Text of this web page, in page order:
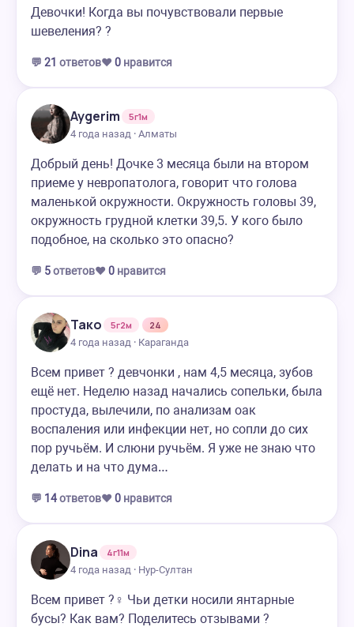
Девочки! Когда вы почувствовали первые
шевеления? ?
💬 21 ответов❤️ 0 нравится
Aygerim
5г1м
4 года назад · Алматы
Добрый день! Дочке 3 месяца были на втором
приеме у невропатолога, говорит что голова
маленькой окружности. Окружность головы 39,
окружность грудной клетки 39,5. У кого было
подобное, на сколько это опасно?
💬 5ответов❤️ 0 нравится
Тако 5г2м
24
4 года назад · Караганда
Всем привет ? девчонки , нам 4,5 месяца, зубов
ещё нет. Неделю назад начались сопельки, была
простуда, вылечили, по анализам оак
воспаления или инфекции нет, но сопли до сих
пор ручьём. И слюни ручьём. Я уже не знаю что
делать и на что дума…
💬 14ответов❤️ 0 нравится
Dina
4г11м
4 года назад · Нур-Султан
Всем привет ?‍♀️ Чьи детки носили янтарные
бусы? Как вам? Поделитесь отзывами ?